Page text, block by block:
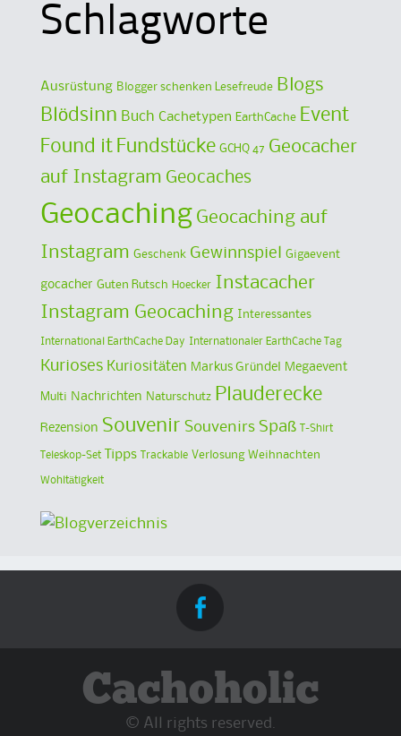
Schlagworte
Ausrüstung Blogger schenken Lesefreude Blogs
Blödsinn Buch Cachetypen EarthCache
Event
Found it Fundstücke GCHQ 47 Geocacher
auf Instagram Geocaches
Geocaching Geocaching auf
Instagram Geschenk Gewinnspiel Gigaevent
gocacher Guten Rutsch Hoecker Instacacher
Instagram Geocaching Interessantes
International EarthCache Day Internationaler EarthCache Tag
Kurioses Kuriositäten Markus Gründel Megaevent
Multi Nachrichten Naturschutz Plauderecke
Rezension Souvenir Souvenirs Spaß T-Shirt
Teleskop-Set Tipps Trackable Verlosung Weihnachten
Wohltätigkeit
Cachoholic
© All rights reserved.